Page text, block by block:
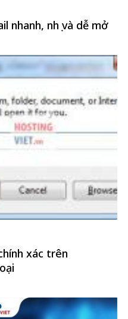
nhanh, nhẹ và dễ mở
xác trên